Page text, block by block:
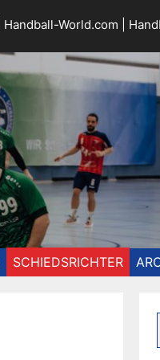
Handball-World.com
SCHIEDSRICHTER